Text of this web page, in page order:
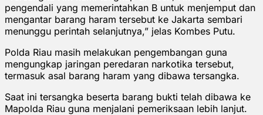
pengendali yang memerintahkan B untuk menjemput dan
mengantar barang haram tersebut ke Jakarta sembari
menunggu perintah selanjutnya,” jelas Kombes Putu.
Polda Riau masih melakukan pengembangan guna
mengungkap jaringan peredaran narkotika tersebut,
termasuk asal barang haram yang dibawa tersangka.
Saat ini tersangka beserta barang bukti telah dibawa ke
Mapolda Riau guna menjalani pemeriksaan lebih lanjut.